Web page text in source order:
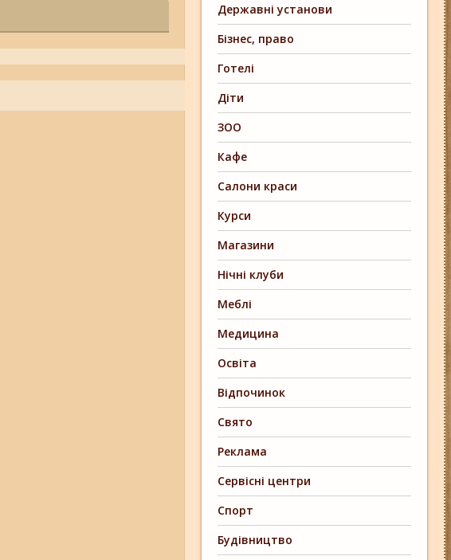
Державні установи
Бізнес, право
Готелі
Діти
ЗОО
Кафе
Салони краси
Курси
Магазини
Нічні клуби
Меблі
Медицина
Освіта
Відпочинок
Свято
Реклама
Сервісні центри
Спорт
Будівництво